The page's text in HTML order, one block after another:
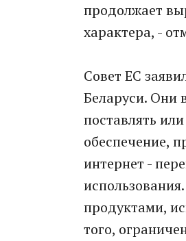
продолжает
характера, -
Совет ЕС
Беларуси. Они
поставлять
обеспечение,
интернет -
продуктами,
того,